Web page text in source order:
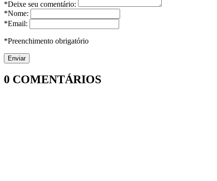
*Deixe seu comentário:
*Nome:
*Email:
*Preenchimento obrigatório
0 COMENTÁRIOS